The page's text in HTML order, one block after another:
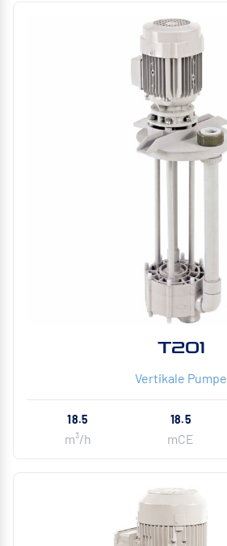
T201
Vertikale Pumpe
18.5
m³/h
18.5
mCE